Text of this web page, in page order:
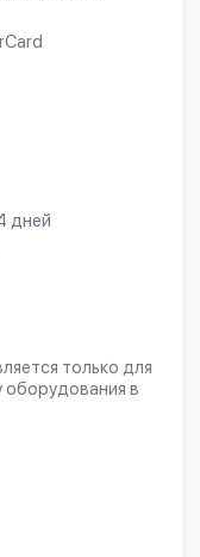
дней
только для
оборудования в